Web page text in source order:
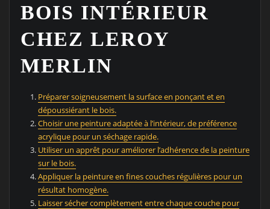
BOIS INTÉRIEUR
CHEZ LEROY
MERLIN
Préparer soigneusement la surface en ponçant et en
dépoussiérant le bois.
Choisir une peinture adaptée à l’intérieur, de préférence
acrylique pour un séchage rapide.
Utiliser un apprêt pour améliorer l’adhérence de la peinture
sur le bois.
Appliquer la peinture en fines couches régulières pour un
résultat homogène.
Laisser sécher complètement entre chaque couche pour